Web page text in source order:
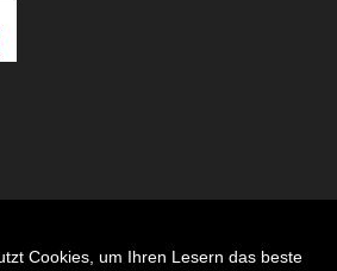
Cookies, um Ihren Lesern das beste
Auftrag widerrufen